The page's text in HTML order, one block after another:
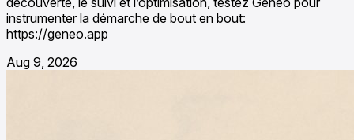
instrumenter la démarche de bout en bout:
https://geneo.app
Aug 9, 2026